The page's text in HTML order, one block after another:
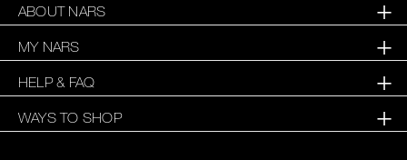
ABOUT NARS
MY NARS
HELP & FAQ
WAYS TO SHOP